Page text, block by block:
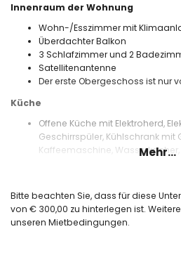
Innenraum der Wohnung
Wohn-/Esszimmer mit
Überdachter Balkon
3 Schlafzimmer und 2
Satellitenantenne
Der erste Obergeschoss ist nur
Küche
Offene Küche mit Elektroherd,
Geschirrspüler, Kühlschrank mit
Kaffeemaschine,
2 Schlafzimmer mit
Queensize-Bett (200 x 150 cm)
Schlafzimmer mit Klimaanlage
Mehr...
Bitte beachten Sie, dass für diese
von € 300,00 zu hinterlegen ist.
unseren Mietbedingungen.